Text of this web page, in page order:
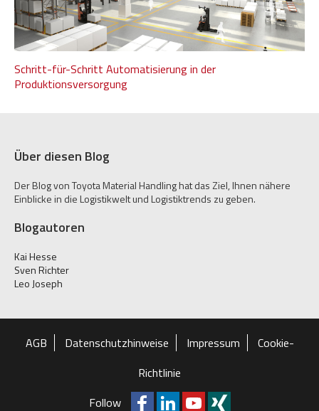
Schritt-für-Schritt Automatisierung in der
Produktionsversorgung
Über diesen Blog
Der Blog von Toyota Material Handling hat das Ziel, Ihnen nähere
Einblicke in die Logistikwelt und Logistiktrends zu geben.
Blogautoren
Kai Hesse
Sven Richter
Leo Joseph
AGB Datenschutzhinweise Impressum
Cookie-
Richtlinie
Follow